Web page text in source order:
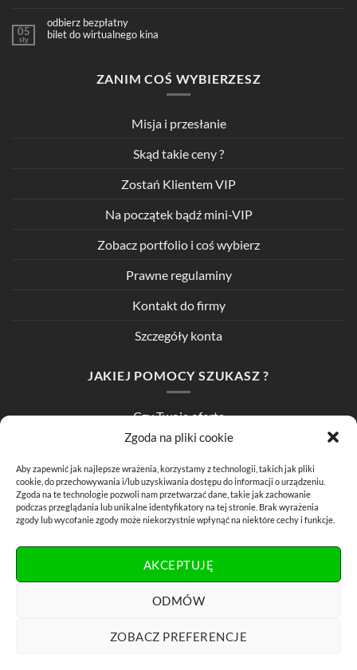
Zgoda na pliki cookie
Aby zapewnić jak najlepsze wrażenia, korzystamy z technologii, takich jak pliki
cookie, do przechowywania i/lub uzyskiwania dostępu do informacji o urządzeniu.
Zgoda na te technologie pozwoli nam przetwarzać dane, takie jak zachowanie
podczas przeglądania lub unikalne identyfikatory na tej stronie. Brak wyrażenia
zgody lub wycofanie zgody może niekorzystnie wpłynąć na niektóre cechy i funkcje.
AKCEPTUJĘ
ODMÓW
ZOBACZ PREFERENCJE
05
sty
odbierz bezpłatny
bilet do wirtualnego kina
ZANIM COŚ WYBIERZESZ
Misja i przesłanie
Skąd takie ceny ?
Zostań Klientem VIP
Na początek bądź mini-VIP
Zobacz portfolio i coś wybierz
Prawne regulaminy
Kontakt do firmy
Szczegóły konta
JAKIEJ POMOCY SZUKASZ ?
Czy Twoja oferta
wygląda kiepsko ?
Koniec zbylejakością!
Konkurencja jest zawsze dwa kliknięcia stąd.
Oczarujswoich Klientów.
biznes@zawszewsieci.pl